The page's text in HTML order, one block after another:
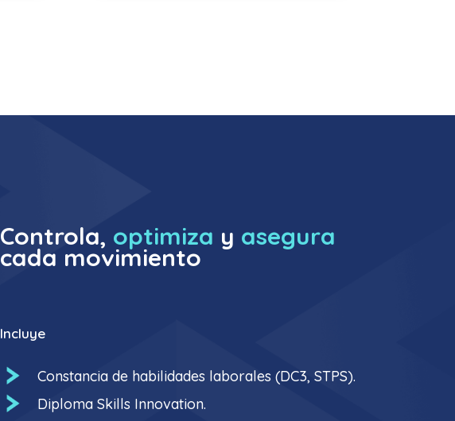
Controla, optimiza y asegura
cada movimiento
Incluye
Constancia de habilidades laborales (DC3, STPS).
Diploma Skills Innovation.